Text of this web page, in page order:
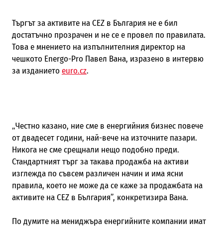
Търгът за активите на CEZ в България не е бил
достатъчно прозрачен и не се е провел по правилата.
Това е мнението на изпълнителния директор на
чешкото Energo-Pro Павел Вана, изразено в интервю
за изданието euro.cz.
„Честно казано, ние сме в енергийния бизнес повече
от двадесет години, най-вече на източните пазари.
Никога не сме срещнали нещо подобно преди.
Стандартният търг за такава продажба на активи
изглежда по съвсем различен начин и има ясни
правила, което не може да се каже за продажбата на
активите наCEZв България”, конкретизира Вана.
По думите на мениджъра енергийните компании имат